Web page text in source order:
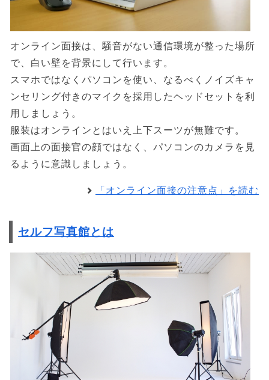
オンライン面接は、騒音がない通信環境が整った場所
で、白い壁を背景にして行います。
スマホではなくパソコンを使い、なるべくノイズキャ
ンセリング付きのマイクを採用したヘッドセットを利
用しましょう。
服装はオンラインとはいえ上下スーツが無難です。
画面上の面接官の顔ではなく、パソコンのカメラを見
るように意識しましょう。
「オンライン面接の注意点」を読む
セルフ写真館とは